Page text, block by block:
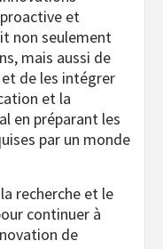
et
non seulement
mais aussi de
de les intégrer
et la
en préparant les
par un monde
recherche et le
continuer à
de